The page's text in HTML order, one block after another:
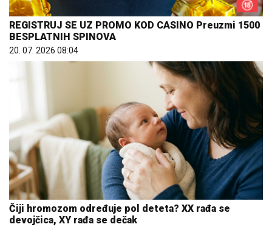
REGISTRUJ SE UZ PROMO KOD CASINO Preuzmi 1500
BESPLATNIH SPINOVA
20. 07. 2026 08:04
Čiji hromozom određuje pol deteta? XX rađa se
devojčica, XY rađa se dečak